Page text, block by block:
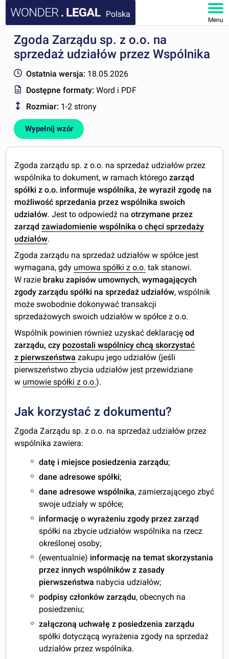
Polska
Menu
STRONA GŁÓWNA
FAQ
MOJE KONTO
Zgoda Zarządu sp. z o.o. na
sprzedaż udziałów przez Wspólnika
Ostatnia wersja: 18.05.2026
Dostępne formaty:Word i PDF
Rozmiar: 1-2 strony
Wypełnij wzór
Zgoda zarządu sp. z o.o. na sprzedaż udziałów przez
wspólnika to dokument, w ramach któregozarząd
spółki z o.o. informuje wspólnika, że wyraził zgodę na
możliwość sprzedania przez wspólnika swoich
udziałów. Jest to odpowiedź naotrzymane przez
zarządzawiadomienie wspólnika o chęci sprzedaży
udziałów.
Zgoda zarządu na sprzedaż udziałów w spółce jest
wymagana, gdy umowa spółki z o.o. tak stanowi.
W razie braku zapisów umownych, wymagających
zgody zarządu spółki na sprzedaż udziałów, wspólnik
może swobodnie dokonywać transakcji
sprzedażowych swoich udziałów w spółce z o.o.
Wspólnik powinien również uzyskać deklaracjęod
zarządu, czy pozostali wspólnicy chcą skorzystać
z pierwszeństwa zakupu jego udziałów (jeśli
pierwszeństwo zbycia udziałów jest przewidziane
w umowie spółki z o.o.).
Jak korzystać z dokumentu?
Zgoda Zarządu sp. z o.o. na sprzedaż udziałów przez
wspólnika zawiera:
datę i miejsce posiedzenia zarządu;
dane adresowe spółki;
dane adresowe wspólnika, zamierzającego zbyć
swoje udziały w spółce;
informację o wyrażeniu zgody przez zarząd
spółki na zbycie udziałów wspólnika na rzecz
określonej osoby;
(ewentualnie) informację na temat skorzystania
przez innych wspólników z zasady
pierwszeństwa nabycia udziałów;
podpisy członków zarządu, obecnych na
posiedzeniu;
załączoną uchwałę z posiedzenia zarządu
spółki dotyczącą wyrażenia zgody na sprzedaż
udziałów przez wspólnika.